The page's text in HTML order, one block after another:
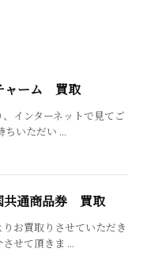
ャーム 買取
インターネットで見てご
ちいただい ...
通商品券 買取
お買取りさせていただき
せて頂きま ...